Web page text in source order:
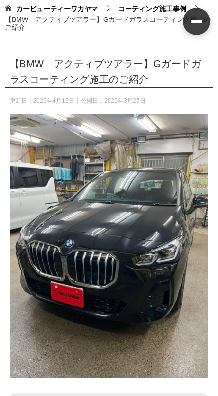
カービューティーワカヤマ
コーティング施工事例
【BMW アクティブツアラー】Gガードガラスコーティング施工の
ご紹介
【BMW アクティブツアラー】Gガードガ
ラスコーティング施工のご紹介
更新日： 2025年4月15日 公開日： 2025年3月27日